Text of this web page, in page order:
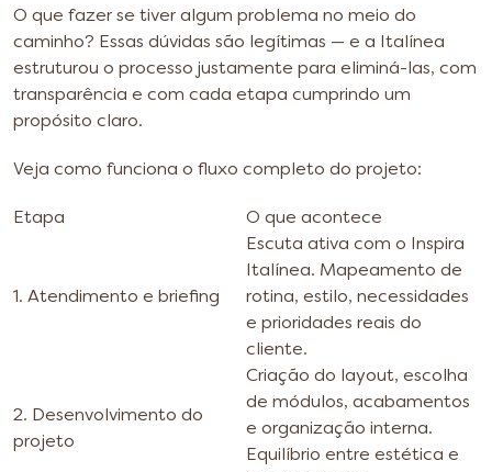
O que fazer se tiver algum problema no meio do
caminho? Essas dúvidas são legítimas — e a Italínea
estruturou o processo justamente para eliminá-las, com
transparência e com cada etapa cumprindo um
propósito claro.
Veja como funciona o fluxo completo do projeto:
Etapa O que acontece
1. Atendimento e briefing
Escuta ativa com o Inspira
Italínea. Mapeamento de
rotina, estilo, necessidades
e prioridades reais do
cliente.
2. Desenvolvimento do
projeto
Criação do layout, escolha
de módulos, acabamentos
e organização interna.
Equilíbrio entre estética e